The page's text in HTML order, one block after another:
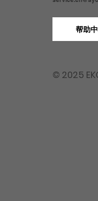
帮助
© 2025